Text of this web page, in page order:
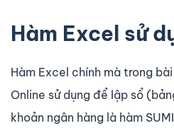
Hàm Excel sử
Hàm Excel chính mà trong
Online sử dụng để lập sổ
khoản ngân hàng là hàm